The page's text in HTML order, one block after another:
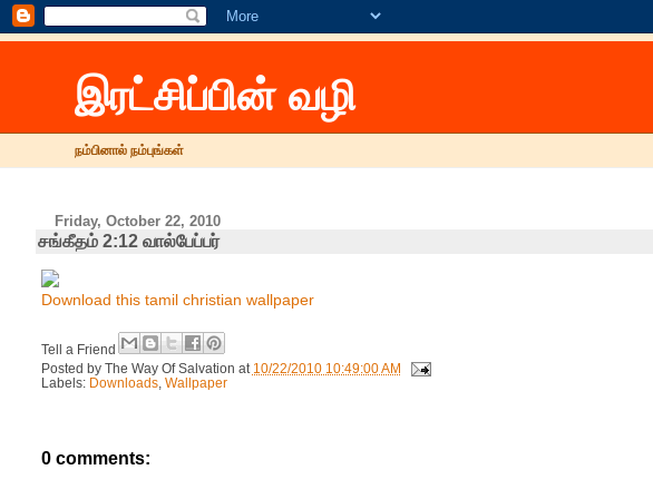
இரட்சிப்பின் வழி
நம்பினால் நம்புங்கள்
Friday, October 22, 2010
சங்கீதம் 2:12 வால்பேப்பர்
Download this tamil christian wallpaper
Tell a Friend
Posted by The Way Of Salvation at 10/22/2010 10:49:00 AM
Labels: Downloads, Wallpaper
0 comments: